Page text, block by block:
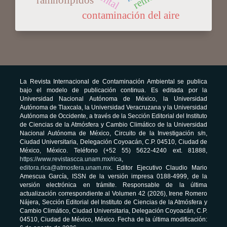
contaminación del aire
La Revista Internacional de Contaminación Ambiental se publica
bajo el modelo de publicación continua. Es editada por la
Universidad Nacional Autónoma de México, la Universidad
Autónoma de Tlaxcala, la Universidad Veracruzana y la Universidad
Autónoma de Occidente, a través de la Sección Editorial del Instituto
de Ciencias de la Atmósfera y Cambio Climático de la Universidad
Nacional Autónoma de México, Circuito de la Investigación s/n,
Ciudad Universitaria, Delegación Coyoacán, C.P. 04510, Ciudad de
México, México. Teléfono (+52 55) 5622-4240 ext. 81888,
https://www.revistascca.unam.mx/rica
editora.rica@atmosfera.unam.mx . Editor Ejecutivo Claudio Mario
Amescua García, ISSN de la versión impresa 0188-4999, de la
versión electrónica en trámite. Responsable de la última
actualización correspondiente al Volumen 42 (2026), Irene Romero
Nájera, Sección Editorial del Instituto de Ciencias de la Atmósfera y
Cambio Climático, Ciudad Universitaria, Delegación Coyoacán, C.P.
04510, Ciudad de México, México. Fecha de la última modificación: